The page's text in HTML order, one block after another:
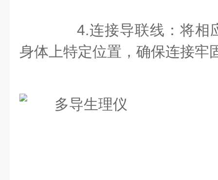
4.连接导联线：将相
身体上特定位置，确保连接牢